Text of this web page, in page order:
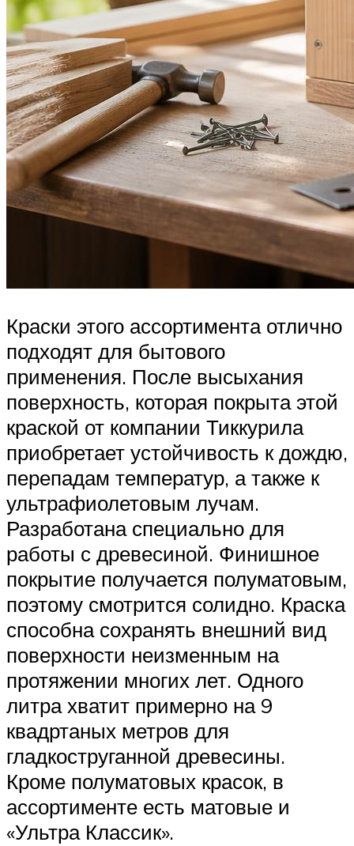
Краски этого ассортимента отлично
подходят для бытового
применения. После высыхания
поверхность, которая покрыта этой
краской от компании Тиккурила
приобретает устойчивость к дождю,
перепадам температур, а также к
ультрафиолетовым лучам.
Разработана специально для
работы с древесиной. Финишное
покрытие получается полуматовым,
поэтому смотрится солидно. Краска
способна сохранять внешний вид
поверхности неизменным на
протяжении многих лет. Одного
литра хватит примерно на 9
квадртаных метров для
гладкоструганной древесины.
Кроме полуматовых красок, в
ассортименте есть матовые и
«Ультра Классик».